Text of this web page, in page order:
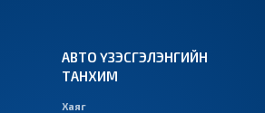
АВТО ҮЗЭСГЭЛЭНГИЙН
ТАНХИМ
Хаяг